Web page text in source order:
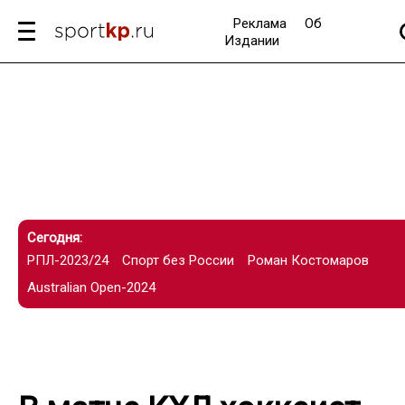
Реклама
Об
Издании
Сегодня:
РПЛ-2023/24
Спорт без России
Роман Костомаров
Australian Open-2024